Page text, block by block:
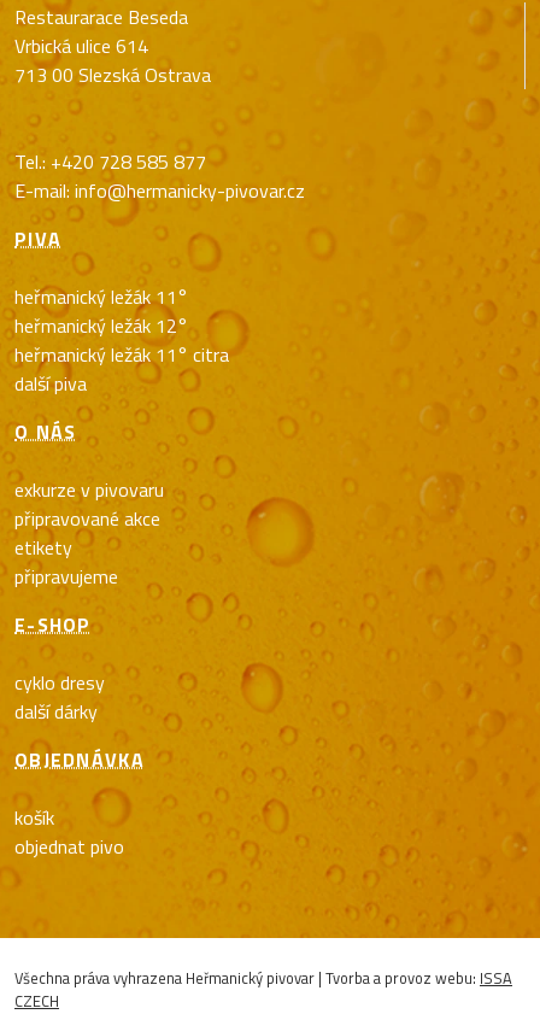
Restaurarace Beseda
Vrbická ulice 614
713 00 Slezská Ostrava
Tel.: +420 728 585 877
E-mail: info@hermanicky-pivovar.cz
PIVA
heřmanický ležák 11°
heřmanický ležák 12°
heřmanický ležák 11° citra
další piva
O NÁS
exkurze v pivovaru
připravované akce
etikety
připravujeme
E-SHOP
cyklo dresy
další dárky
OBJEDNÁVKA
košík
objednat pivo
Všechna práva vyhrazena Heřmanický pivovar | Tvorba a provoz webu: ISSA
CZECH